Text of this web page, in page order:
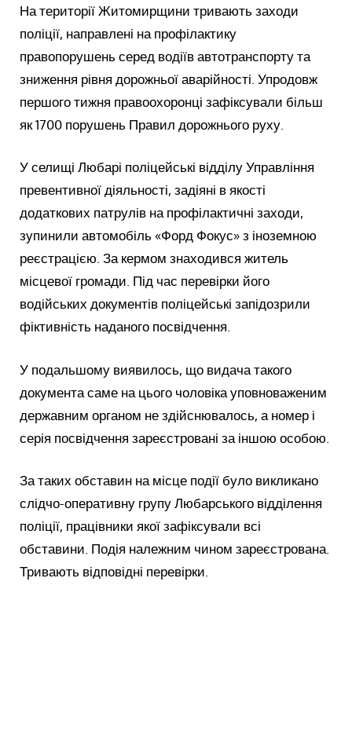
На території Житомирщини тривають заходи
поліції, направлені на профілактику
правопорушень серед водіїв автотранспорту та
зниження рівня дорожньої аварійності. Упродовж
першого тижня правоохоронці зафіксували більш
як 1700 порушень Правил дорожнього руху.
У селищі Любарі поліцейські відділу Управління
превентивної діяльності, задіяні в якості
додаткових патрулів на профілактичні заходи,
зупинили автомобіль «Форд Фокус» з іноземною
реєстрацією. За кермом знаходився житель
місцевої громади. Під час перевірки його
водійських документів поліцейські запідозрили
фіктивність наданого посвідчення.
У подальшому виявилось, що видача такого
документа саме на цього чоловіка уповноваженим
державним органом не здійснювалось, а номер і
серія посвідчення зареєстровані за іншою особою.
За таких обставин на місце події було викликано
слідчо-оперативну групу Любарського відділення
поліції, працівники якої зафіксували всі
обставини. Подія належним чином зареєстрована.
Тривають відповідні перевірки.